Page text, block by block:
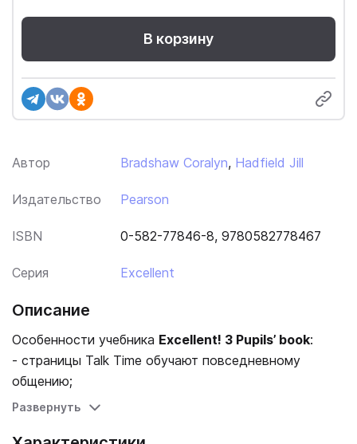
Автор Bradshaw Coralyn, Hadfield Jill
Издательство Pearson
ISBN 0-582-77846-8, 9780582778467
Серия Excellent
В корзину
Описание
Особенности учебника Excellent! 3 Pupils’ book:
- страницы Talk Time обучают повседневному
общению;
- разделы Fact File предоставляют дополнительные
Развернуть